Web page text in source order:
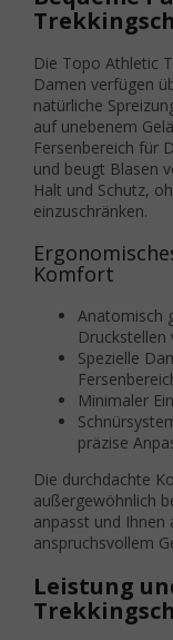
Die Topo Athletic
Damen verfügen
natürliche
auf unebenem
Fersenbereich für
und beugt Blasen
Halt und Schutz,
einzuschränken.
Komfort
Anatomisch
Druckstellen
Spezielle
Minimaler
präzise
Die durchdachte
außergewöhnlich
anpasst und Ihnen
anspruchsvollem
Leistung